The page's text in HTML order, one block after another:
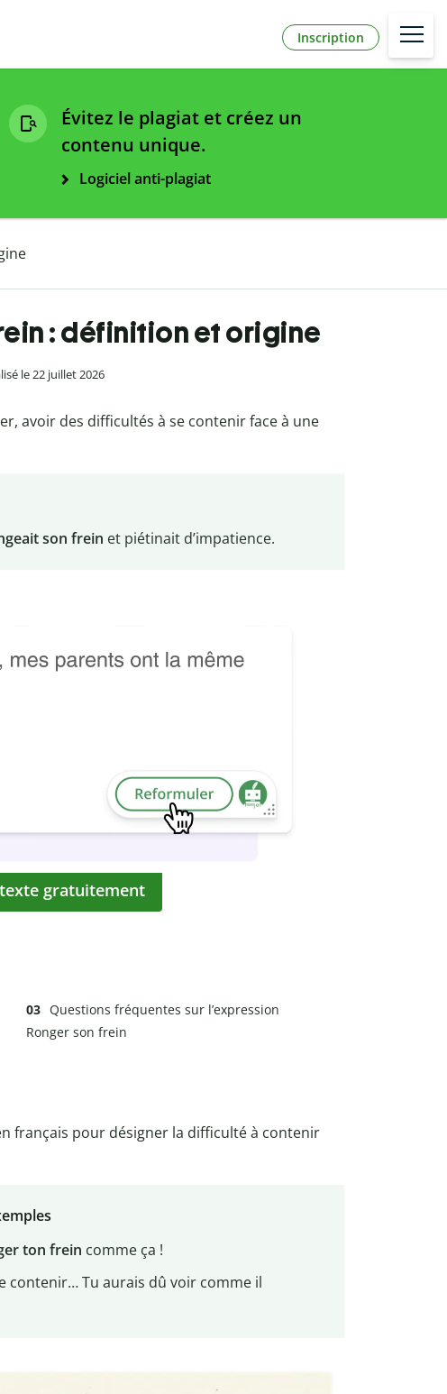
Inscription
Évitez le plagiat et créez un
contenu unique.
Logiciel anti-plagiat
: définition et origine
le 22 juillet 2026
avoir des difficultés à se contenir face à une
son frein et piétinait d’impatience.
gratuitement
Questions fréquentes sur l’expression
Ronger son frein
français pour désigner la difficulté à contenir
ton frein comme ça !
contenir… Tu aurais dû voir comme il